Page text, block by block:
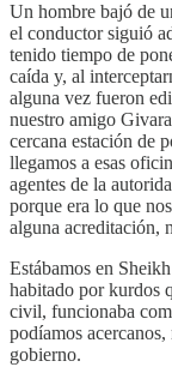
Un hombre bajó de
el conductor siguió
tenido tiempo de
caída y, al
alguna vez fueron
nuestro amigo
cercana estación de
llegamos a esas
agentes de la
porque era lo que
alguna acreditación,
Estábamos en
habitado por kurdos
civil, funcionaba
podíamos
gobierno.